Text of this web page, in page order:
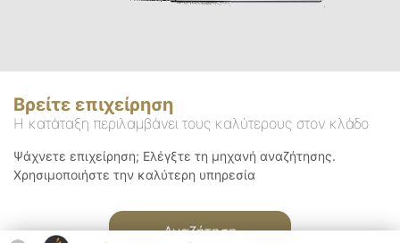
Βρείτε επιχείρηση
Η κατάταξη περιλαμβάνει τους καλύτερους στον κλάδο
Ψάχνετε επιχείρηση; Ελέγξτε τη μηχανή αναζήτησης.
Χρησιμοποιήστε την καλύτερη υπηρεσία
Αναζήτηση